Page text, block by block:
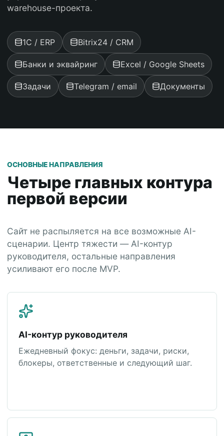
warehouse-проекта.
1С / ERP Bitrix24 / CRM
Банки и эквайринг Excel / Google Sheets
Задачи Telegram / email Документы
ОСНОВНЫЕ НАПРАВЛЕНИЯ
Четыре главных контура
первой версии
Сайт не распыляется на все возможные AI-
сценарии. Центр тяжести — AI-контур
руководителя, остальные направления
усиливают его после MVP.
AI-контур руководителя
Ежедневный фокус: деньги, задачи, риски,
блокеры, ответственные и следующий шаг.